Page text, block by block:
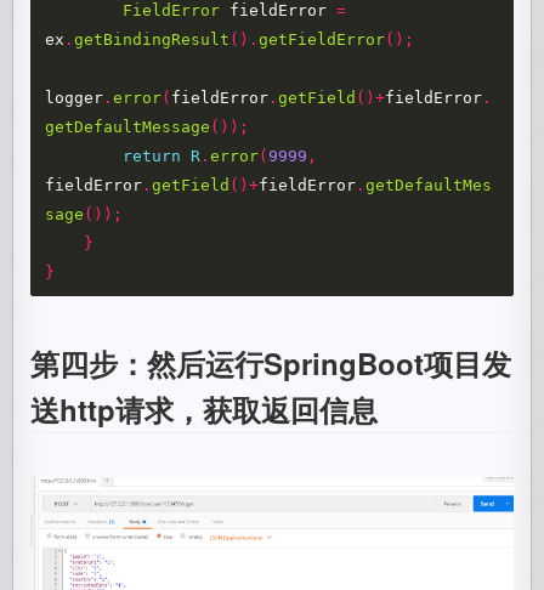
FieldError fieldError =
ex .getBindingResult ().getFieldError();
logger .error( fieldError .getField ()+fieldError .
getDefaultMessage ());
return
R .error(9999 ,
fieldError .getField ()+fieldError .getDefaultMes
sage ());
}
}
第四步：然后运行SpringBoot项目发
送http请求，获取返回信息